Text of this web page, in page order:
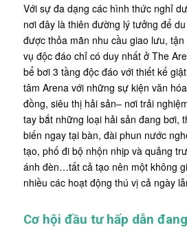
Với sự đa dạng các hình thức nghỉ
nơi đây là thiên đường lý tưởng để
được thỏa mãn nhu cầu giao lưu,
vụ độc đáo chỉ có duy nhất ở The
bể bơi 3 tầng độc đáo với thiết kế
tâm Arena với những sự kiện văn
đồng, siêu thị hải sản– nơi trải
tay bắt những loại hải sản đang bơi,
biến ngay tại bàn, đài phun nước
tạo, phố đi bộ nhộn nhịp và quảng
ánh đèn…tất cả tạo nên một không
nhiều các hoạt động thú vị cả ngày
Cơ hội đầu tư hấp dẫn